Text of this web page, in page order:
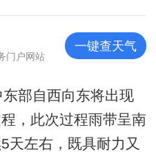
门户网站
一键查天气
部自西向东将出现
，此次过程雨带呈南
天左右，既具耐力又